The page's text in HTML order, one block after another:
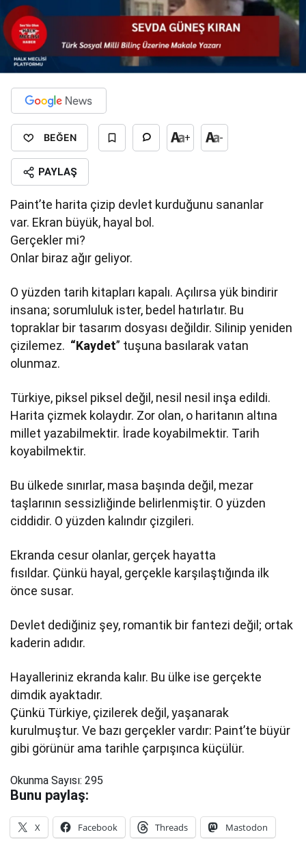
BEĞEN + -
PAYLAŞ
Paint’te harita çizip devlet kurduğunu sananlar
var. Ekran büyük, hayal bol.
Gerçekler mi?
Onlar biraz ağır geliyor.
O yüzden tarih kitapları kapalı. Açılırsa yük bindirir
insana; sorumluluk ister, bedel hatırlatır. Bu
topraklar bir tasarım dosyası değildir. Silinip yeniden
çizilemez. “Kaydet” tuşuna basılarak vatan
olunmaz.
Türkiye, piksel piksel değil, nesil nesil inşa edildi.
Harita çizmek kolaydır. Zor olan, o haritanın altına
millet yazabilmektir. İrade koyabilmektir. Tarih
koyabilmektir.
Bu ülkede sınırlar, masa başında değil, mezar
taşlarının sessizliğinde belirlenmiştir. O yüzden
ciddidir. O yüzden kalındır çizgileri.
Ekranda cesur olanlar, gerçek hayatta
fısıldar. Çünkü hayal, gerçekle karşılaştığında ilk
önce susar.
Devlet dediğiniz şey, romantik bir fantezi değil; ortak
kaderin adıdır.
Hayalleriniz ekranda kalır. Bu ülke ise gerçekte
dimdik ayaktadır.
Çünkü Türkiye, çizilerek değil, yaşanarak
kurulmuştur. Ve bazı gerçekler vardır: Paint’te büyür
gibi görünür ama tarihle çarpışınca küçülür.
Okunma Sayısı: 295
Bunu paylaş:
X Facebook Threads Mastodon